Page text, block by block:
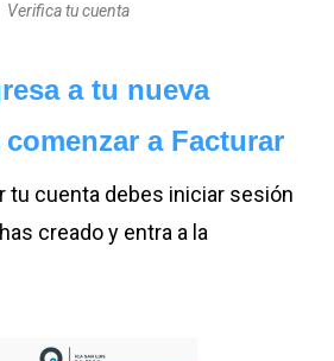
Verifica tu cuenta
a tu nueva
a Facturar
tu cuenta debes iniciar sesión
creado y entra a la